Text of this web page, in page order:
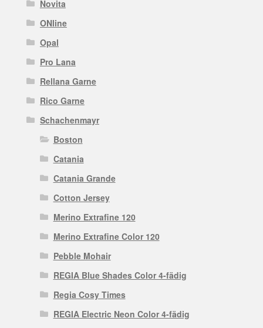
Novita
ONline
Opal
Pro Lana
Rellana Garne
Rico Garne
Schachenmayr
Boston
Catania
Catania Grande
Cotton Jersey
Merino Extrafine 120
Merino Extrafine Color 120
Pebble Mohair
REGIA Blue Shades Color 4-fädig
Regia Cosy Times
REGIA Electric Neon Color 4-fädig